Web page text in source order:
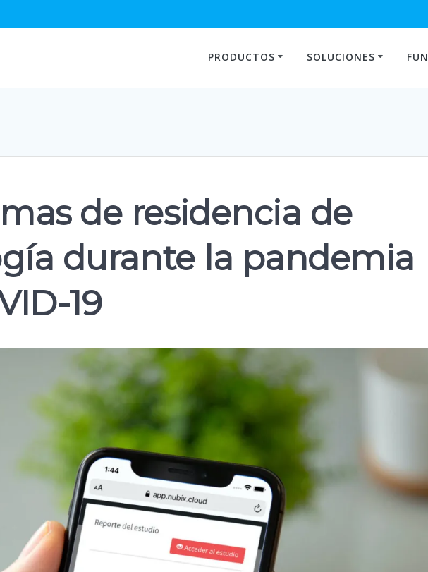
PRODUCTOS
SOLUCIONES
de residencia de
durante la pandemia
19